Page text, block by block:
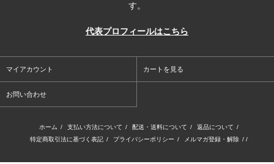
す。
代表プロフィールはこちら
マイアカウント カートを見る
お問い合わせ
ホーム / 支払い方法について / 配送・送料について / 返品について /
特定商取引法に基づく表記 / プライバシーポリシー / メルマガ登録・解除 / /